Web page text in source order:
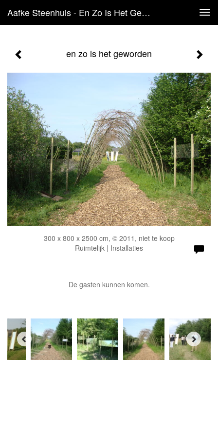
Aafke Steenhuis - En Zo Is Het Geworden
en zo is het geworden
300 x 800 x 2500 cm, © 2011, niet te koop
Ruimtelijk | Installaties
De gasten kunnen komen.